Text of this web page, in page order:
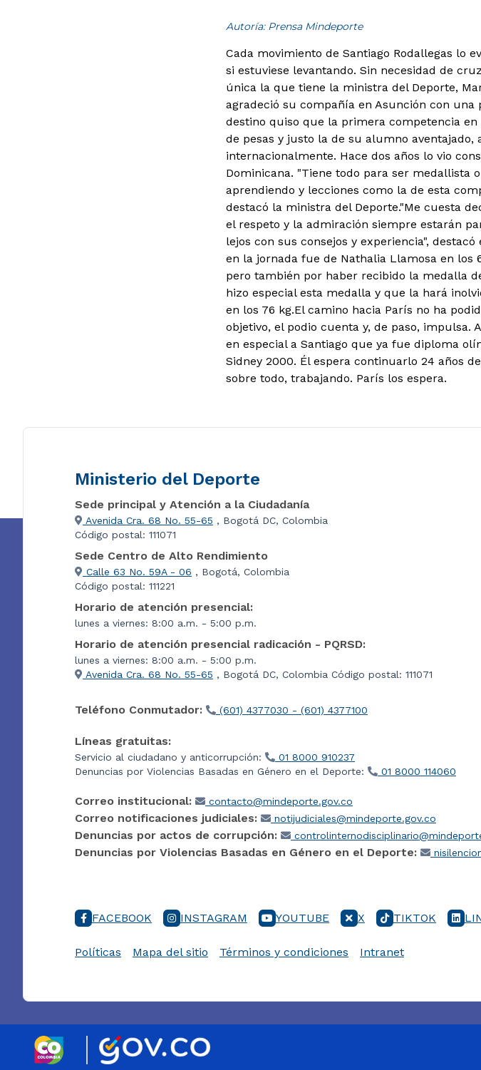
Autoría: Prensa Mindeporte
Cada movimiento de Santiago Rodallegas lo
si estuviese levantando. Sin necesidad de
única la que tiene la ministra del Deporte,
agradeció su compañía en Asunción con
destino quiso que la primera competencia
de pesas y justo la de su alumno
internacionalmente. Hace dos años lo vio
Dominicana. "Tiene todo para ser medallista
aprendiendo y lecciones como la de esta
destacó la ministra del Deporte."Me cuesta
el respeto y la admiración siempre estarán
lejos con sus consejos y experiencia",
en la jornada fue de Nathalia Llamosa en los
pero también por haber recibido la medalla
hizo especial esta medalla y que la hará
en los 76 kg.El camino hacia París no ha
objetivo, el podio cuenta y, de paso,
en especial a Santiago que ya fue diploma
Sidney 2000. Él espera continuarlo 24 años
sobre todo, trabajando. París los espera.
Ministerio del Deporte
Sede principal y Atención a la Ciudadanía
Avenida Cra. 68 No. 55-65 , Bogotá DC, Colombia
Código postal: 111071
Sede Centro de Alto Rendimiento
Calle 63 No. 59A - 06 , Bogotá, Colombia
Código postal: 111221
Horario de atención presencial:
lunes a viernes: 8:00 a.m. - 5:00 p.m.
Horario de atención presencial radicación - PQRSD:
lunes a viernes: 8:00 a.m. - 5:00 p.m.
Avenida Cra. 68 No. 55-65 , Bogotá DC, Colombia Código postal: 111071
Teléfono Conmutador: (601) 4377030 - (601) 4377100
Líneas gratuitas:
Servicio al ciudadano y anticorrupción:
01 8000 910237
Denuncias por Violencias Basadas en Género en el Deporte:
01 8000 114060
Correo institucional: contacto@mindeporte.gov.co
Correo notificaciones judiciales: notijudiciales@mindeporte.gov.co
Denuncias por actos de corrupción:
Denuncias por Violencias Basadas en Género en el Deporte:
FACEBOOK INSTAGRAM YOUTUBE X TIKTOK
Políticas Mapa del sitio Términos y condiciones Intranet